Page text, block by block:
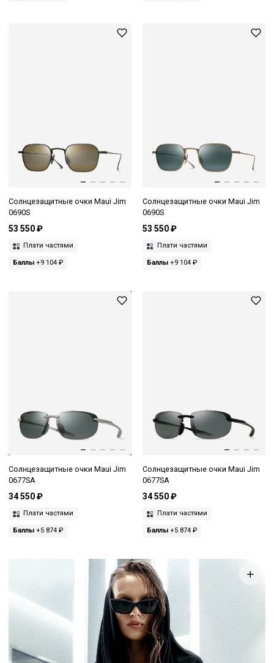
Солнцезащитные очки Maui Jim
0690S
53 550 ₽
Плати частями
Баллы +9 104 ₽
Солнцезащитные очки Maui Jim
0690S
53 550 ₽
Плати частями
Баллы+9 104 ₽
Солнцезащитные очки Maui Jim
0677SA
34 550 ₽
Плати частями
Баллы +5 874 ₽
Солнцезащитные очки Maui Jim
0677SA
34 550 ₽
Плати частями
Баллы+5 874 ₽